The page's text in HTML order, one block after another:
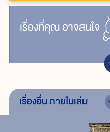
เรื่ิองที่คุณอาจสนใจ
เรื่องอื่นภายในเล่ม